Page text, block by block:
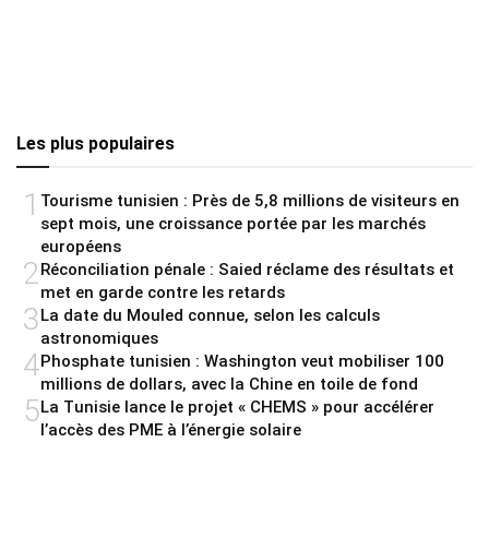
Les plus populaires
1 Tourisme tunisien : Près de 5,8 millions de visiteurs en
sept mois, une croissance portée par les marchés
européens
2 Réconciliation pénale : Saied réclame des résultats et
met en garde contre les retards
3La date du Mouled connue, selon les calculs
astronomiques
4Phosphate tunisien : Washington veut mobiliser 100
millions de dollars, avec la Chine en toile de fond
5La Tunisie lance le projet « CHEMS » pour accélérer
l’accès des PME à l’énergie solaire